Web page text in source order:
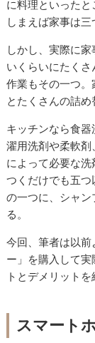
に料理といった
しまえば家事は三
しかし、実際に
いくらいにたく
作業もその一つ
とたくさんの詰め
キッチンなら食
濯用洗剤や柔軟
によって必要な
つくだけでも五
の一つに、シャ
る。
今回、筆者は以
ー」を購入して
トとデメリットを
スマート